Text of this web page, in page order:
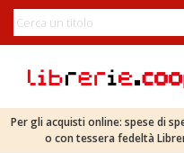
Per gli acquisti online: spese di
o con tessera fedeltà